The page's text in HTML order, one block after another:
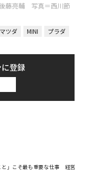
藤亮輔 写真＝西川節
マツダ MINI プラダ
登録
と」こそ最も重要な仕事 経営幹